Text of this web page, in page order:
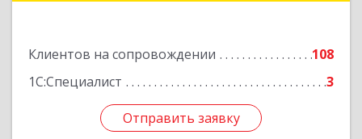
Клиентов на сопровождении
108
1С:Специалист
3
Отправить заявку
Отправить заявку